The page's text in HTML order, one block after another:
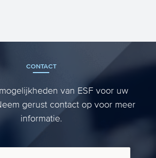
CONTACT
van ESF voor uw
gerust contact op voor meer
informatie.